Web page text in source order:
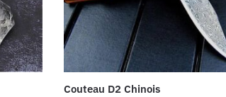
Couteau D2 Chinois